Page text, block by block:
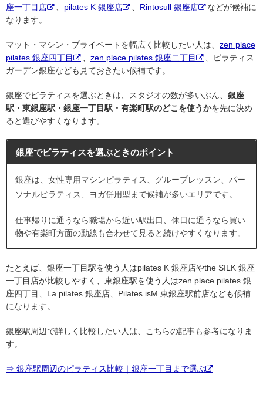
座一丁目店
pilates K 銀座店 Rintosull 銀座店
などが候補に
なります。
マット・マシン・プライベートを幅広く比較したい人は、 zen place
pilates 銀座四丁目
zen place pilates 銀座二丁目
、ピラティス
ガーデン銀座なども見ておきたい候補です。
銀座でピラティスを選ぶときは、スタジオの数が多いぶん、 銀座
駅・東銀座駅・銀座一丁目駅・有楽町駅のどこを使うかを先に決め
ると選びやすくなります。
銀座でピラティスを選ぶときのポイント
銀座は、女性専用マシンピラティス、グループレッスン、パー
ソナルピラティス、ヨガ併用型まで候補が多いエリアです。
仕事帰りに通うなら職場から近い駅出口、休日に通うなら買い
物や有楽町方面の動線も合わせて見ると続けやすくなります。
たとえば、銀座一丁目駅を使う人はpilates K 銀座店やthe SILK 銀座
一丁目店が比較しやすく、東銀座駅を使う人はzen place pilates 銀
座四丁目、La pilates 銀座店、Pilates isM 東銀座駅前店なども候補
になります。
銀座駅周辺で詳しく比較したい人は、こちらの記事も参考になりま
す。
⇒ 銀座駅周辺のピラティス比較｜銀座一丁目まで選ぶ